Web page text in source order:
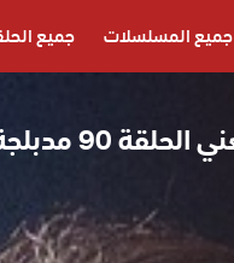
جميع المسلسلات جميع
مسلسل هذا العالم لا